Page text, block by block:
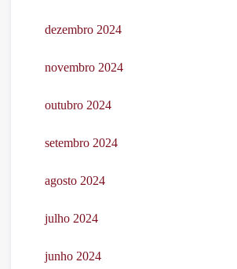
dezembro 2024
novembro 2024
outubro 2024
setembro 2024
agosto 2024
julho 2024
junho 2024